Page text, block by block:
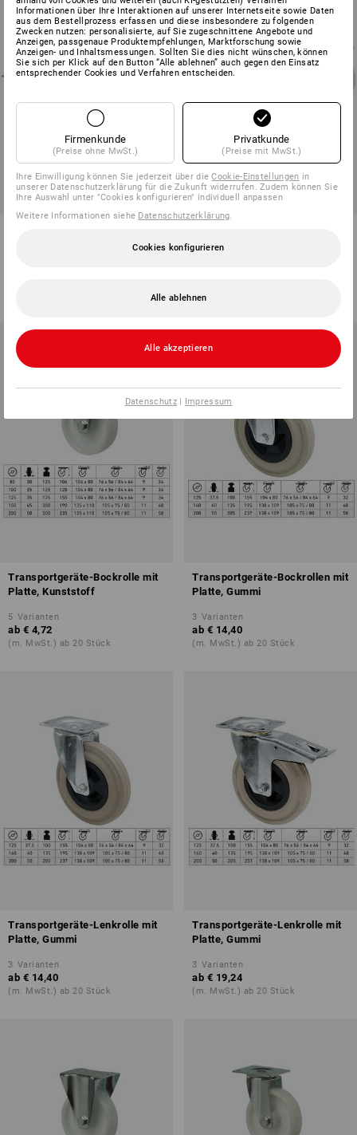
Platte
(m. MwSt.) ab 20 Stück
Transportgeräte-Bockrolle mit
Platte, Kunststoff
5 Varianten
ab € 4,72
(m. MwSt.) ab 20 Stück
Transportgeräte-Bockrollen mit
Platte, Gummi
3 Varianten
ab € 14,40
(m. MwSt.) ab 20 Stück
Transportgeräte-Lenkrolle mit
Platte, Gummi
3 Varianten
ab € 14,40
(m. MwSt.) ab 20 Stück
Transportgeräte-Lenkrolle mit
Platte, Gummi
3 Varianten
ab € 19,24
(m. MwSt.) ab 20 Stück
Informationen über Ihre Interaktionen auf unserer Internetseite sowie Daten
aus dem Bestellprozess erfassen und diese insbesondere zu folgenden
Zwecken nutzen: personalisierte, auf Sie zugeschnittene Angebote und
Anzeigen, passgenaue Produktempfehlungen, Marktforschung sowie
Anzeigen- und Inhaltsmessungen. Sollten Sie dies nicht wünschen, können
Sie sich per Klick auf den Button “Alle ablehnen” auch gegen den Einsatz
entsprechender Cookies und Verfahren entscheiden.
Firmenkunde
(Preise ohne MwSt.)
Privatkunde
(Preise mit MwSt.)
Ihre Einwilligung können Sie jederzeit über dieCookie-Einstellungen in
unserer Datenschutzerklärung für die Zukunft widerrufen. Zudem können Sie
Ihre Auswahl unter "Cookies konfigurieren" individuell anpassen
Weitere Informationen siehe Datenschutzerklärung.
Cookies konfigurieren
Alle ablehnen
Alle akzeptieren
Datenschutz| Impressum